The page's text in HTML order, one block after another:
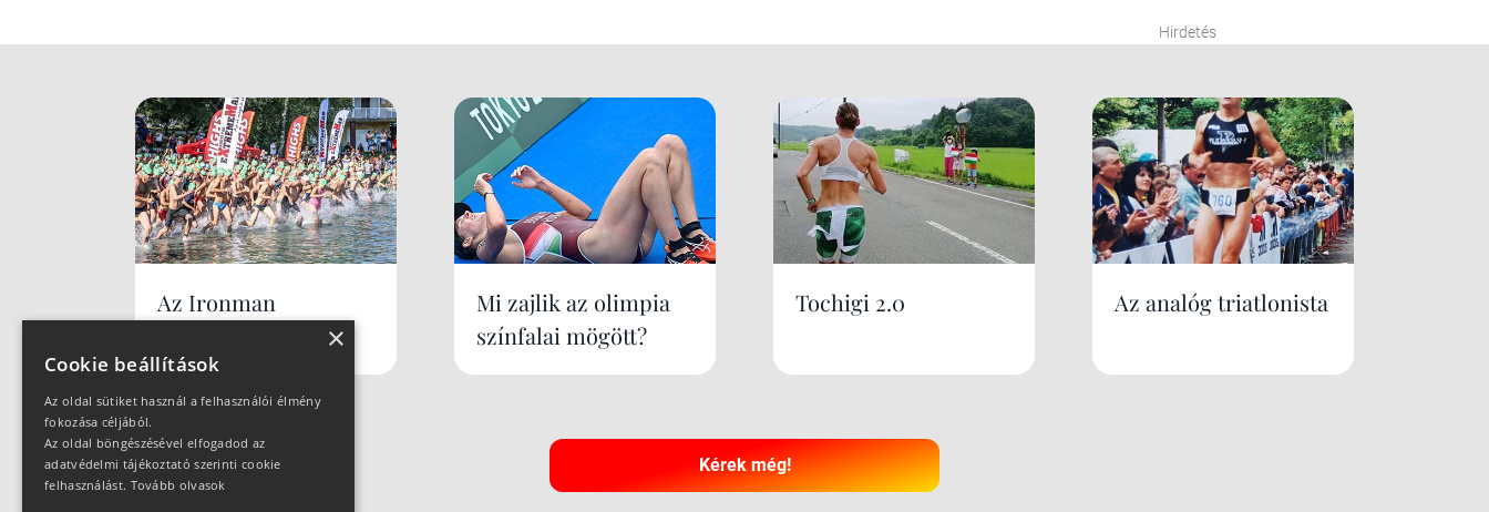
Hirdetés
Az Ironman
Mi zajlik az olimpia
színfalai mögött?
Tochigi 2.0 Az analóg triatlonista
Kérek még!
×
Cookie beállítások
Az oldal sütiket használ a felhasználói élmény
fokozása céljából.
Az oldal böngészésével elfogadod az
adatvédelmi tájékoztató szerinti cookie
felhasználást. Tovább olvasok